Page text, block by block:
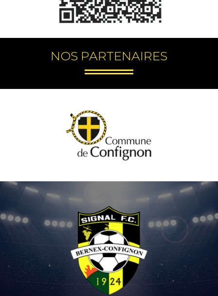
NOS PARTENAIRES